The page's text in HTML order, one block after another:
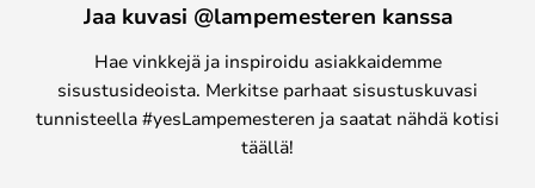
Jaa kuvasi @lampemesteren kanssa
Hae vinkkejä ja inspiroidu asiakkaidemme
sisustusideoista. Merkitse parhaat sisustuskuvasi
tunnisteella #yesLampemesteren ja saatat nähdä kotisi
täällä!